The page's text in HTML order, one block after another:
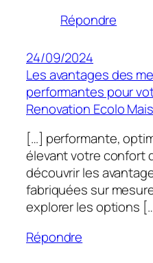
Répondre
24/09/2024
Les avantages des
performantes pour
Renovation Ecolo
[…] performante,
élevant votre confort
découvrir les
fabriquées sur
explorer les options
Répondre